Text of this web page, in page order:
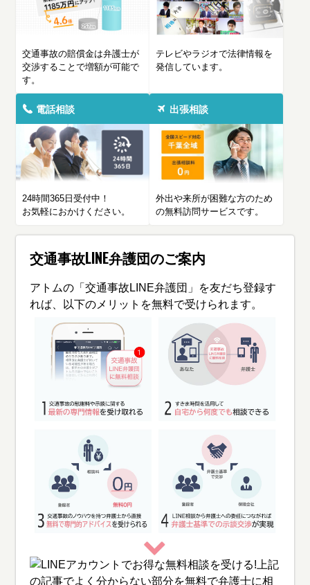
交通事故の賠償金は弁護士が
交渉することで増額が可能で
す。
テレビやラジオで法律情報を
発信しています。
電話相談
24時間365日受付中！
お気軽におかけください。
出張相談
外出や来所が困難な方のため
の無料訪問サービスです。
交通事故LINE弁護団のご案内
アトムの「交通事故LINE弁護団」を友だち登録す
れば、以下のメリットを無料で受けられます。